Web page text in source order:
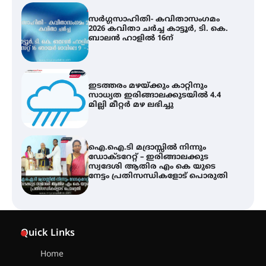
ഇടത്തരം മഴയ്ക്കും കാറ്റിനും
സാധ്യത ഇരിങ്ങാലക്കുടയിൽ 4.4
മില്ലി മീറ്റർ മഴ ലഭിച്ചു
ഐ.ഐ.ടി മദ്രാസ്സിൽ നിന്നും
ഡോക്ടറേറ്റ് – ഇരിങ്ങാലക്കുട
സ്വദേശി ആതിര എം കെ യുടെ
നേട്ടം പ്രതിസന്ധികളോട് പൊരുതി
ട്യുണീഷ്യൻ ചിത്രം ” ദി വോയിസ്
ഓഫ് ഹിന്ദ് റജബ് ” ഇരിങ്ങാലക്കുട
ഫിലിം സൊസൈറ്റി ആഗസ്റ്റ് 7
വെള്ളിയാഴ്ച സ്‌ക്രീൻ ചെയ്യുന്നു
Quick Links
Home